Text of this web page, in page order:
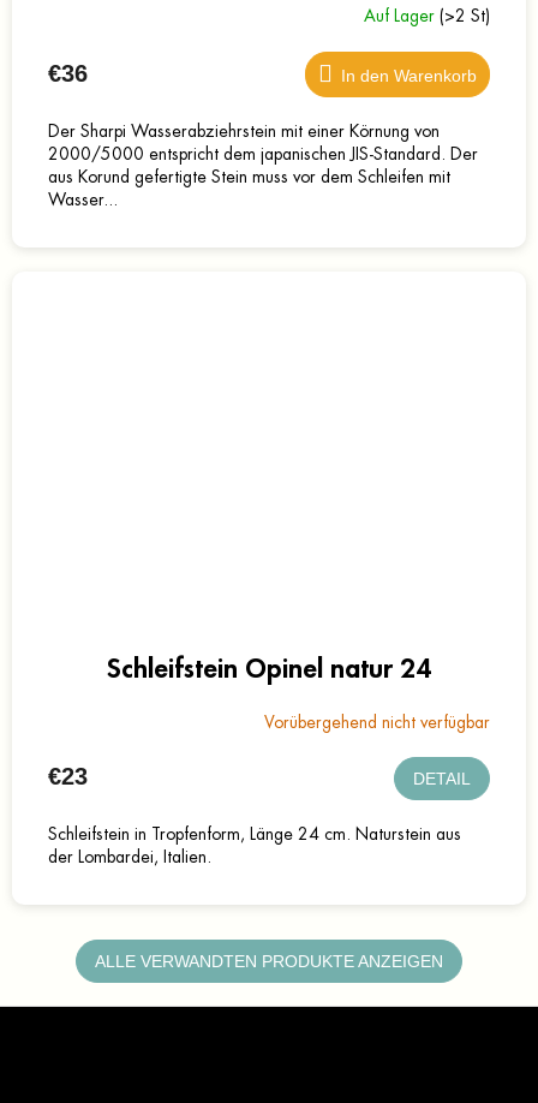
Auf Lager (>2 St)
€36 In den Warenkorb
Der Sharpi Wasserabziehrstein mit einer Körnung von
2000/5000 entspricht dem japanischen JIS-Standard. Der
aus Korund gefertigte Stein muss vor dem Schleifen mit
Wasser...
Schleifstein Opinel natur 24
Vorübergehend nicht verfügbar
€23 DETAIL
Schleifstein in Tropfenform, Länge 24 cm. Naturstein aus
der Lombardei, Italien.
ALLE VERWANDTEN PRODUKTE ANZEIGEN